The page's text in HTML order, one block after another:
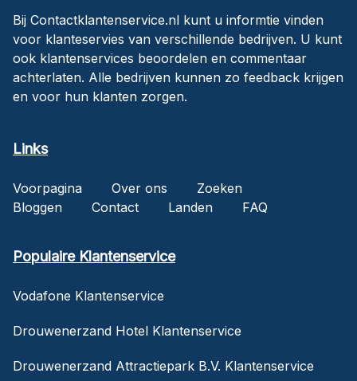
Bij Contactklantenservice.nl kunt u informtie vinden
voor klanteservies van verschillende bedrijven. U kunt
ook klantenservices beoordelen en commentaar
achterlaten. Alle bedrijven kunnen zo feedback krijgen
en voor hun klanten zorgen.
Links
Voorpagina Over ons
Zoeken
Bloggen
Contact Landen FAQ
Populaire Klantenservice
Vodafone Klantenservice
Drouwenerzand Hotel Klantenservice
Drouwenerzand Attractiepark B.V. Klantenservice